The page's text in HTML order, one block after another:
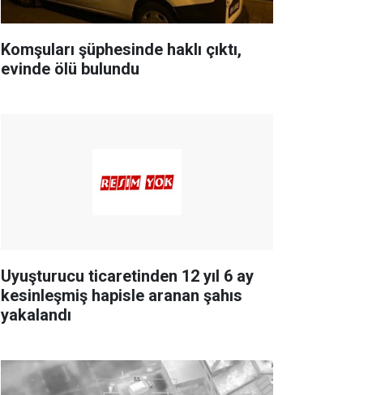
Komşuları şüphesinde haklı çıktı,
evinde ölü bulundu
Uyuşturucu ticaretinden 12 yıl 6 ay
kesinleşmiş hapisle aranan şahıs
yakalandı